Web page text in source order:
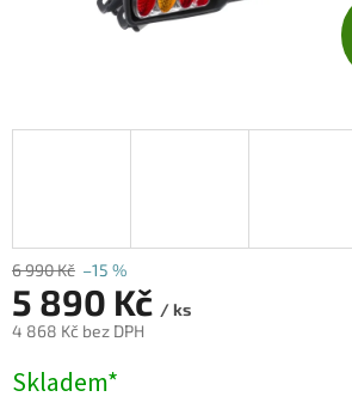
6 990 Kč –15 %
5 890 Kč / ks
4 868 Kč bez DPH
cena:
Skladem*